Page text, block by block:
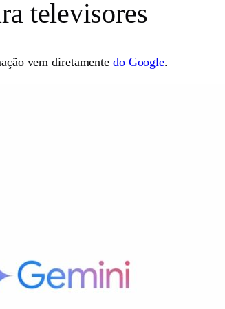
televisores
vem diretamente do Google.